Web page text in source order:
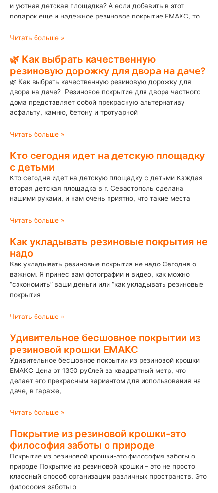
и уютная детская площадка? А если добавить в этот
подарок еще и надежное резиновое покрытие ЕМАКС, то
Читать больше »
🌿 Как выбрать качественную
резиновую дорожку для двора на даче?
🌿 Как выбрать качественную резиновую дорожку для
двора на даче? Резиновое покрытие для двора частного
дома представляет собой прекрасную альтернативу
асфальту, камню, бетону и тротуарной
Читать больше »
Кто сегодня идет на детскую площадку
с детьми
Кто сегодня идет на детскую площадку с детьми Каждая
вторая детская площадка в г. Севастополь сделана
нашими руками, и нам очень приятно, что такие места
Читать больше »
Как укладывать резиновые покрытия не
надо
Как укладывать резиновые покрытия не надо Сегодня о
важном. Я принес вам фотографии и видео, как можно
“сэкономить” ваши деньги или “как укладывать резиновые
покрытия
Читать больше »
Удивительное бесшовное покрытии из
резиновой крошки ЕМАКС
Удивительное бесшовное покрытии из резиновой крошки
ЕМАКС Цена от 1350 рублей за квадратный метр, что
делает его прекрасным вариантом для использования на
даче, в гараже,
Читать больше »
Покрытие из резиновой крошки-это
философия заботы о природе
Покрытие из резиновой крошки-это философия заботы о
природе Покрытие из резиновой крошки – это не просто
классный способ организации различных пространств. Это
философия заботы о